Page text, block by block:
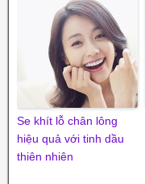
Se khít lỗ chân lông
hiệu quả với tinh dầu
thiên nhiên